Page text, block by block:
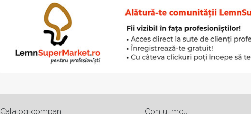
Catalog companii Contul meu